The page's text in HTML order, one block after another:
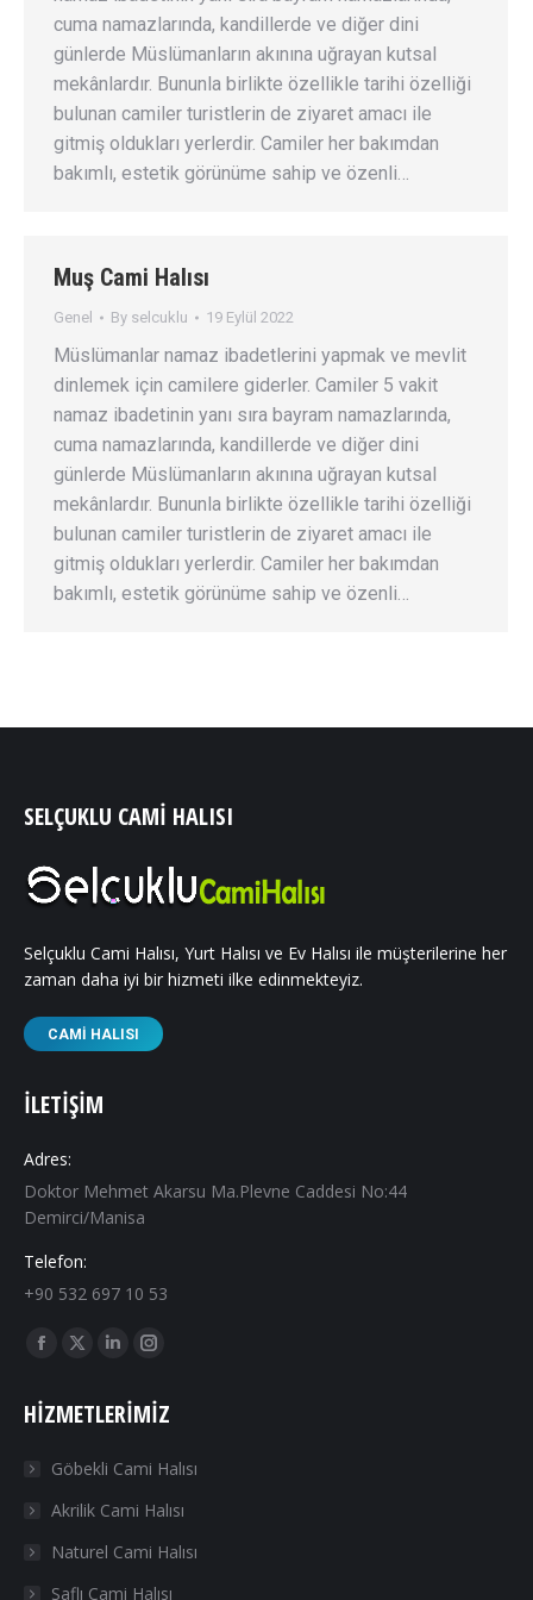
cuma namazlarında, kandillerde ve diğer dini
günlerde Müslümanların akınına uğrayan kutsal
mekânlardır. Bununla birlikte özellikle tarihi özelliği
bulunan camiler turistlerin de ziyaret amacı ile
gitmiş oldukları yerlerdir. Camiler her bakımdan
bakımlı, estetik görünüme sahip ve özenli…
Muş Cami Halısı
Genel By selcuklu 19 Eylül 2022
Müslümanlar namaz ibadetlerini yapmak ve mevlit
dinlemek için camilere giderler. Camiler 5 vakit
namaz ibadetinin yanı sıra bayram namazlarında,
cuma namazlarında, kandillerde ve diğer dini
günlerde Müslümanların akınına uğrayan kutsal
mekânlardır. Bununla birlikte özellikle tarihi özelliği
bulunan camiler turistlerin de ziyaret amacı ile
gitmiş oldukları yerlerdir. Camiler her bakımdan
bakımlı, estetik görünüme sahip ve özenli…
SELÇUKLU CAMI HALISI
Selçuklu Cami Halısı, Yurt Halısı ve Ev Halısı ile müşterilerine her
zaman daha iyi bir hizmeti ilke edinmekteyiz.
CAMI HALISI
İLETIŞIM
Adres:
Doktor Mehmet Akarsu Ma.Plevne Caddesi No:44
Demirci/Manisa
Telefon:
+90 532 697 10 53
Find us on:
Facebook
opens
new
window
X
opens
new
window
Linkedin
opens
new
window
Instagram
opens
new
window
HIZMETLERIMIZ
Göbekli Cami Halısı
Akrilik Cami Halısı
Naturel Cami Halısı
Saflı Cami Halısı